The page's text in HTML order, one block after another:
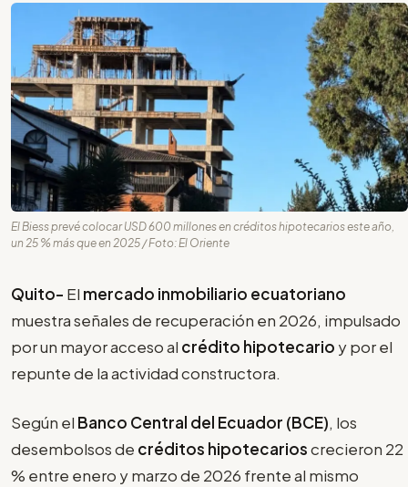
El Biess prevé colocar USD 600 millones en créditos hipotecarios este año,
un 25 % más que en 2025 / Foto: El Oriente
Quito- El mercado inmobiliario ecuatoriano
muestra señales de recuperación en 2026, impulsado
por un mayor acceso al crédito hipotecario y por el
repunte de la actividad constructora.
Según el Banco Central del Ecuador (BCE), los
desembolsos de créditos hipotecarioscrecieron 22
% entre enero y marzo de 2026 frente al mismo